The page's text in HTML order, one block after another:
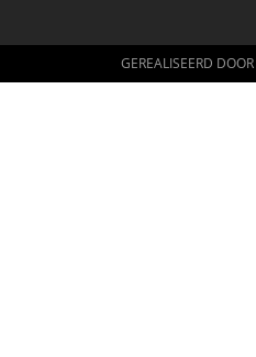
GEREALISEERD DOOR